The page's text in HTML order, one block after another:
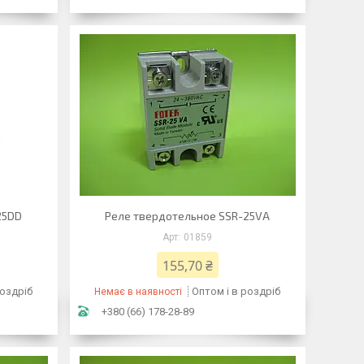
Реле твердотельное SSR-25VA
01859
155,70 ₴
Немає в наявності
Оптом і в роздріб
+380 (66) 178-28-89